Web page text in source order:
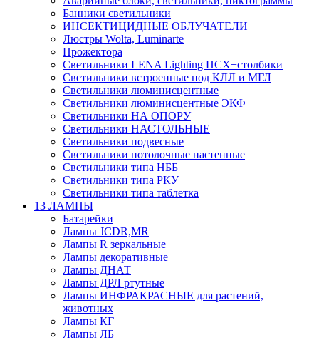
Банники светильники
ИНСЕКТИЦИДНЫЕ ОБЛУЧАТЕЛИ
Люстры Wolta, Luminarte
Прожектора
Светильники LENA Lighting ПСХ+столбики
Светильники встроенные под КЛЛ и МГЛ
Светильники люминисцентные
Светильники люминисцентные ЭКФ
Светильники НА ОПОРУ
Светильники НАСТОЛЬНЫЕ
Светильники подвесные
Светильники потолочные настенные
Светильники типа НББ
Светильники типа РКУ
Светильники типа таблетка
13 ЛАМПЫ
Батарейки
Лампы JCDR,MR
Лампы R зеркальные
Лампы декоративные
Лампы ДНАТ
Лампы ДРЛ ртутные
Лампы ИНФРАКРАСНЫЕ для растений,
животных
Лампы КГ
Лампы ЛБ